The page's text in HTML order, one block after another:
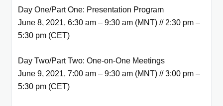
Day One/Part One: Presentation Program
June 8, 2021, 6:30 am – 9:30 am (MNT) // 2:30 pm –
5:30 pm (CET)
Day Two/Part Two: One-on-One Meetings
June 9, 2021, 7:00 am – 9:30 am (MNT) // 3:00 pm –
5:30 pm (CET)